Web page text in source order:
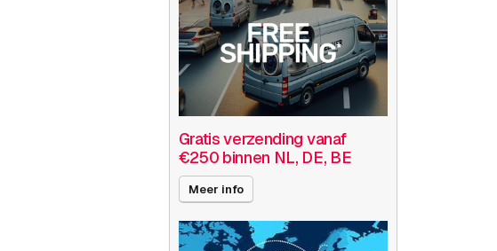
Gratis verzending vanaf
€250 binnen NL, DE, BE
Meer info